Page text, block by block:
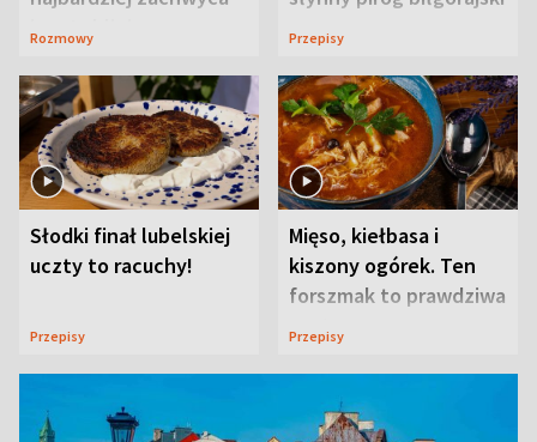
ją w Lublinie
Rozmowy Przepisy
Słodki finał lubelskiej
uczty to racuchy!
Przepisy
Mięso, kiełbasa i
kiszony ogórek. Ten
forszmak to prawdziwa
uczta
Przepisy